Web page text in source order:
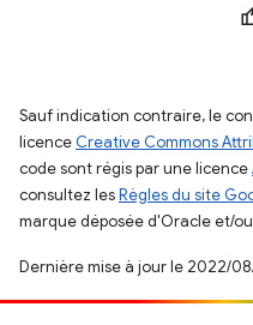
Sauf indication contraire, le
licence Creative Commons
code sont régis par une licence
consultez lesRègles du site
marque déposée d'Oracle et/
Dernière mise à jour le 2022/